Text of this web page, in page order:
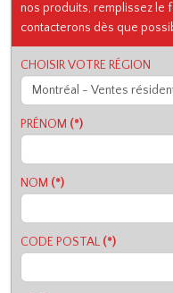
nos produits, remplissez le
contacterons dès que
CHOISIR VOTRE RÉGION
PRÉNOM (*)
NOM (*)
CODE POSTAL (*)